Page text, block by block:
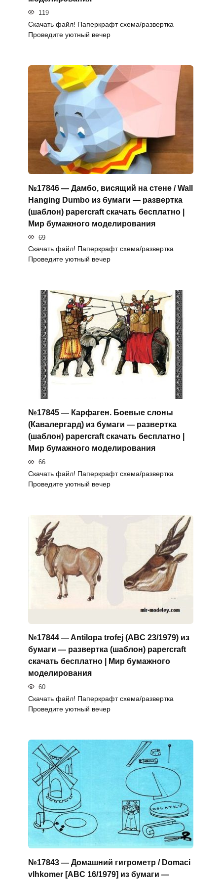
119
Скачать файл! Паперкрафт схема/развертка
Проведите уютный вечер
№17846 — Дамбо, висящий на стене / Wall
Hanging Dumbo из бумаги — развертка
(шаблон) papercraft скачать бесплатно |
Мир бумажного моделирования
69
Скачать файл! Паперкрафт схема/развертка
Проведите уютный вечер
№17845 — Карфаген. Боевые слоны
(Кавалергард) из бумаги — развертка
(шаблон) papercraft скачать бесплатно |
Мир бумажного моделирования
66
Скачать файл! Паперкрафт схема/развертка
Проведите уютный вечер
№17844 — Antilopa trofej (ABC 23/1979) из
бумаги — развертка (шаблон) papercraft
скачать бесплатно | Мир бумажного
моделирования
60
Скачать файл! Паперкрафт схема/развертка
Проведите уютный вечер
№17843 — Домашний гигрометр / Domaci
vlhkomer [ABC 16/1979] из бумаги —